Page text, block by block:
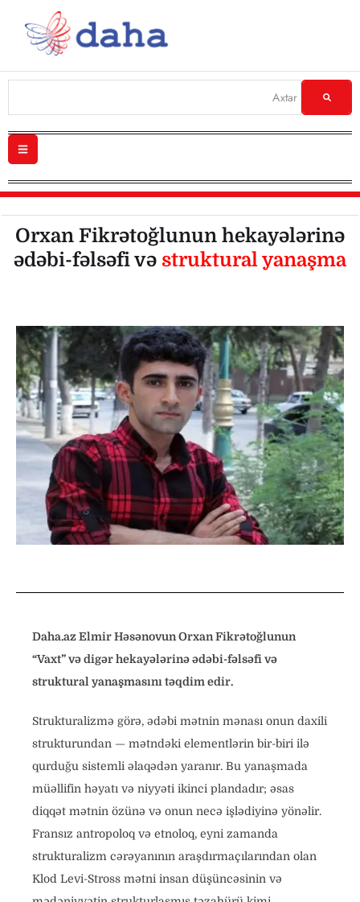
Orxan Fikrətoğlunun hekayələrinə
ədəbi-fəlsəfi və struktural yanaşma
Daha.az Elmir HəsənovunOrxan Fikrətoğlunun
“Vaxt” və digərhekayələrinə ədəbi-fəlsəfi və
struktural yanaşmasını təqdim edir.
Strukturalizmə görə, ədəbi mətnin mənası onun daxili
strukturundan — mətndəki elementlərin bir-biri ilə
qurduğu sistemli əlaqədən yaranır. Bu yanaşmada
müəllifin həyatı və niyyəti ikinci plandadır; əsas
diqqət mətnin özünə və onun necə işlədiyinə yönəlir.
Fransız antropoloq və etnoloq, eyni zamanda
strukturalizm cərəyanının araşdırmaçılarından olan
Klod Levi-Stross mətni insan düşüncəsinin və